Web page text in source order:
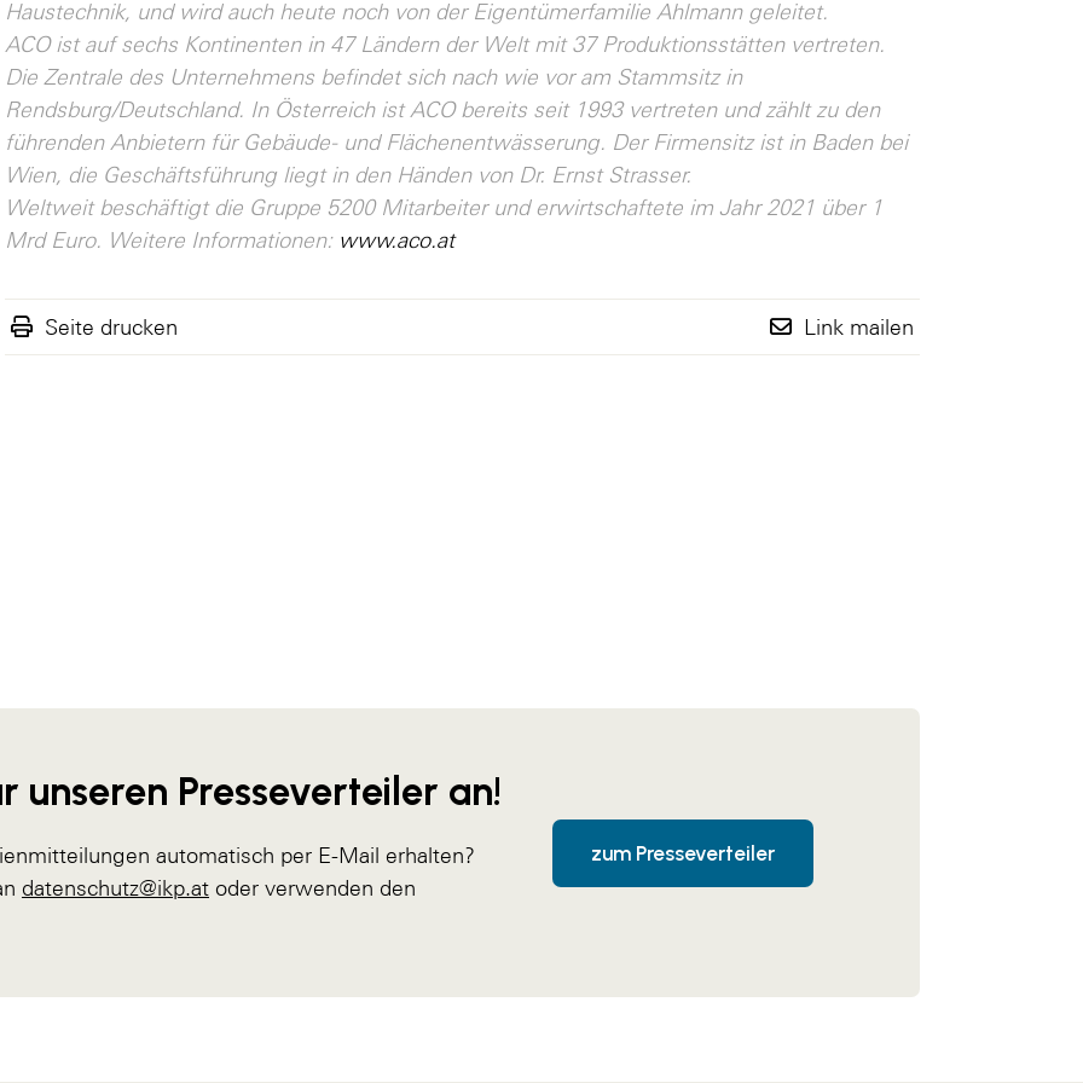
Haustechnik, und wird auch heute noch von der Eigentümerfamilie Ahlmann geleitet.
ACO ist auf sechs Kontinenten in 47 Ländern der Welt mit 37 Produktionsstätten vertreten.
Die Zentrale des Unternehmens befindet sich nach wie vor am Stammsitz in
Rendsburg/Deutschland. In Österreich ist ACO bereits seit 1993 vertreten und zählt zu den
führenden Anbietern für Gebäude- und Flächenentwässerung. Der Firmensitz ist in Baden bei
Wien, die Geschäftsführung liegt in den Händen von Dr. Ernst Strasser.
Weltweit beschäftigt die Gruppe 5200 Mitarbeiter und erwirtschaftete im Jahr 2021 über 1
Mrd Euro. Weitere Informationen: www.aco.at
Seite drucken Link mailen
unseren Presseverteiler an!
automatisch per E-Mail erhalten?
datenschutz@ikp.at oder verwenden den
zum Presseverteiler